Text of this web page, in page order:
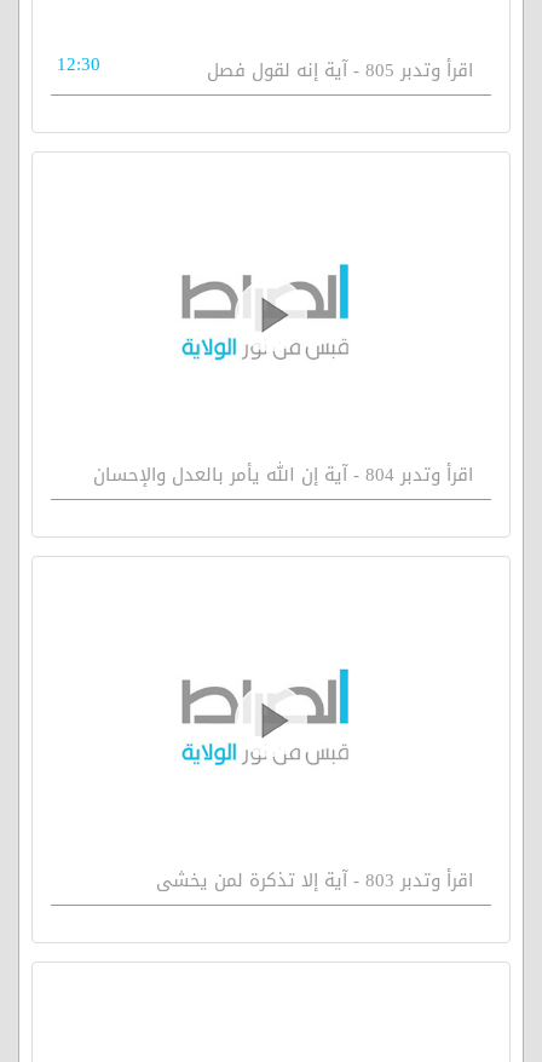
اقرأ وتدبر 805 - آية إنه لقول فصل 12:30
اقرأ وتدبر 804 - آية إن الله يأمر بالعدل والإحسان
اقرأ وتدبر 803 - آية إلا تذكرة لمن يخشى